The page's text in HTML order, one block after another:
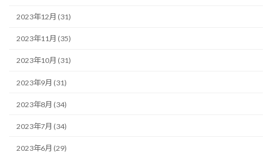
2023年12月 (31)
2023年11月 (35)
2023年10月 (31)
2023年9月 (31)
2023年8月 (34)
2023年7月 (34)
2023年6月 (29)